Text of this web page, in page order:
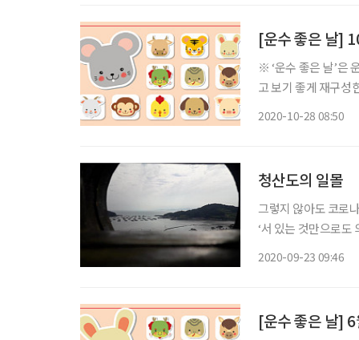
[운수 좋은 날]
※ ‘운수 좋은 날’은
고 보기 좋게 재구성한 콘텐츠입니다. ◈ 쥐띠 총운
2020-10-28 08:50
청산도의 일몰
그렇지 않아도 코로
‘서 있는 것만으로도
2020-09-23 09:46
[운수 좋은 날]